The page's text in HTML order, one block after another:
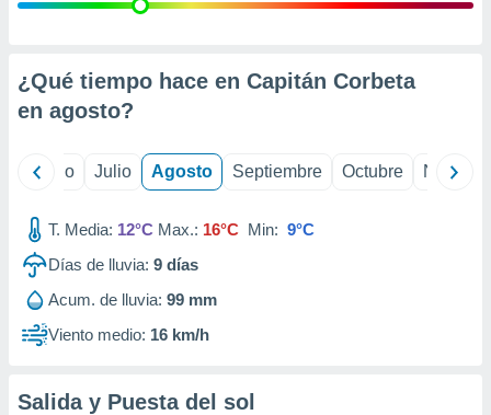
e
mediante
publicidad
de
1199
¿Qué tiempo hace en Capitán Corbeta
en agosto?
Junio Julio Agosto Septiembre Octubre
T. Media: 12°C Max.: 16°C Min: 9°C
Días de lluvia: 9 días
Acum. de lluvia: 99 mm
Viento medio: 16 km/h
Salida y Puesta del sol